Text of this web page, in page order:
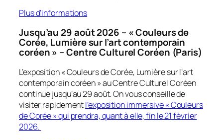
Plus d’informations
Jusqu’au 29 août 2026 – « Couleurs de
Corée, Lumière sur l’art contemporain
coréen » – Centre Culturel Coréen (Paris)
L’exposition « Couleurs de Corée, Lumière sur l’art
contemporain coréen » au Centre Culturel Coréen
continue jusqu’au 29 août. On vous conseille de
visiter rapidementl’exposition immersive « Couleurs
de Corée » qui prendra, quant à elle, fin le 21 février
2026.